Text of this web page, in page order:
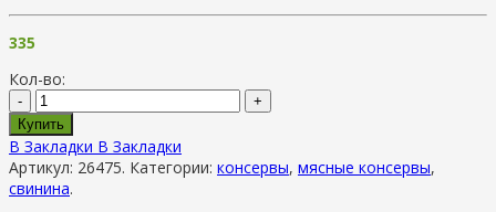
335
Кол-во:
-
+
Купить
В Закладки В Закладки
Артикул: 26475. Категории: консервы, мясные консервы,
свинина.